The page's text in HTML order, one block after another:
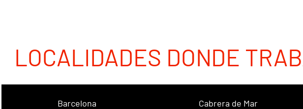
LOCALIDADES DONDE
Barcelona Cabrera de Mar